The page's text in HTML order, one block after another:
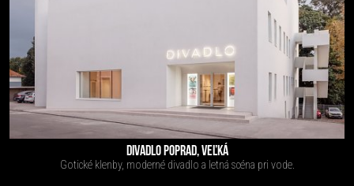
DIVADLO POPRAD, VEĽKÁ
Gotické klenby, moderné divadlo a letná scéna pri vode.